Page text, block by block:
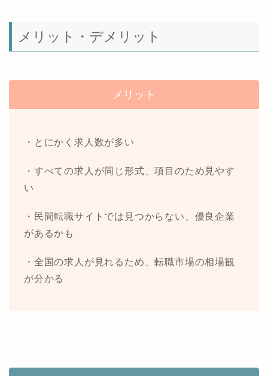
メリット・デメリット
メリット
・とにかく求人数が多い
・すべての求人が同じ形式、項目のため見やす
い
・民間転職サイトでは見つからない、優良企業
があるかも
・全国の求人が見れるため、転職市場の相場観
が分かる